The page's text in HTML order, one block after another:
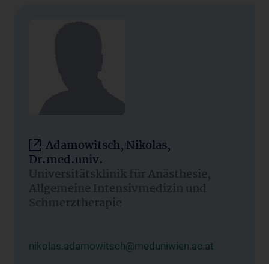
Adamowitsch, Nikolas,
Dr.med.univ.
Universitätsklinik für Anästhesie,
Allgemeine Intensivmedizin und
Schmerztherapie
nikolas.adamowitsch@meduniwien.ac.at